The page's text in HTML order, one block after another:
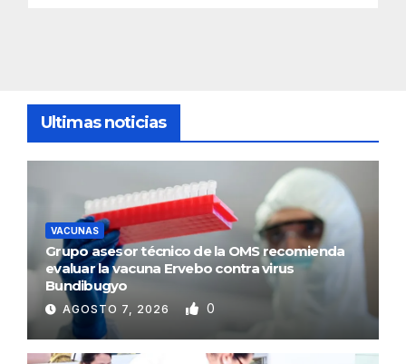
Ultimas noticias
VACUNAS
Grupo asesor técnico de la OMS recomienda
evaluar la vacuna Ervebo contra virus
Bundibugyo
AGOSTO 7, 2026 0